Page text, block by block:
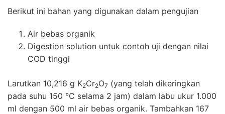
Berikut ini bahan yang digunakan dalam pengujian
Air bebas organik
Digestion solution untuk contoh uji dengan nilai
COD tinggi
Larutkan 10,216 g K2Cr2O7 (yang telah dikeringkan
pada suhu 150 °C selama 2 jam) dalam labu ukur 1.000
ml dengan 500 ml air bebas organik. Tambahkan 167